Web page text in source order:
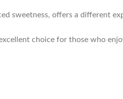
sweetness, offers a different
choice for those who